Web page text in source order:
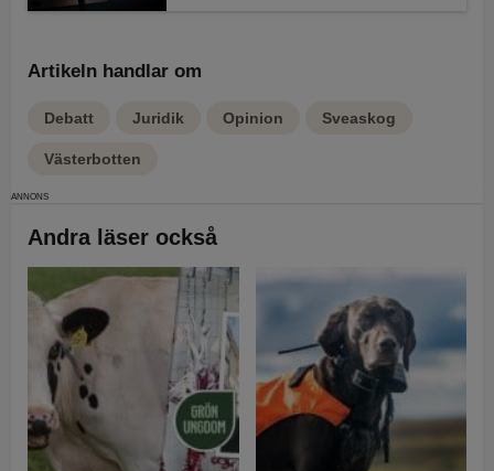
Artikeln handlar om
Debatt Juridik Opinion Sveaskog
Västerbotten
Andra läser också